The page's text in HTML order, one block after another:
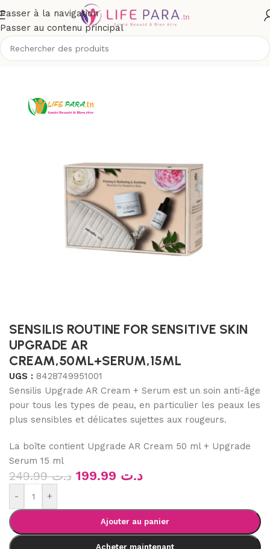
Passer à la navigation
Passer au contenu principal
/Visage/Soins anti-âge et anti-rides/Rides installées
SENSILIS ROUTINE FOR SENSITIVE SKIN
UPGRADE AR
CREAM,50ML+SERUM,15ML
UGS : 8428749951001
Sensilis Upgrade AR Cream + Serum est un soin anti-âge
pour tous les types de peau, en particulier les peaux les
plus sensibles et délicates sujettes aux rougeurs.
La boîte contient Upgrade AR Cream 50 ml + Upgrade
Serum 15 ml
د.ت249.99 د.ت
- +
Ajouter au panier
Acheter maintenant